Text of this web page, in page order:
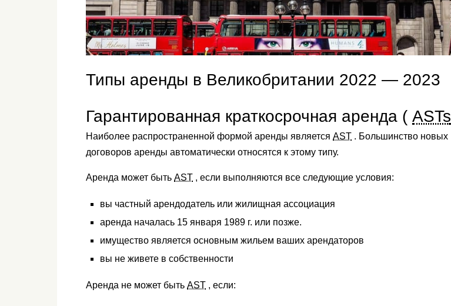
Типы аренды в Великобритании 2022 — 2023
Гарантированная краткосрочная аренда ( ASTs
Наиболее распространенной формой аренды является AST . Большинство новых
договоров аренды автоматически относятся к этому типу.
Аренда может быть AST , если выполняются все следующие условия:
вы частный арендодатель или жилищная ассоциация
аренда началась 15 января 1989 г. или позже.
имущество является основным жильем ваших арендаторов
вы не живете в собственности
Аренда не может быть AST , если: